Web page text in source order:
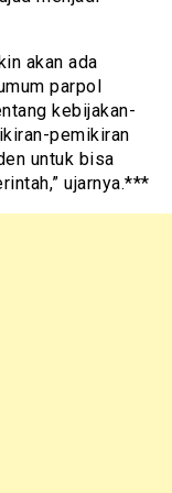
akan ada
parpol
kebijakan-
pemikiran
untuk bisa
ujarnya.***